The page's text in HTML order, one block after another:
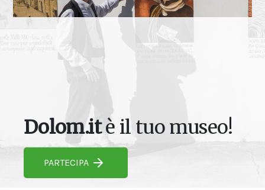
Dolom.itè il tuo museo!
PARTECIPA